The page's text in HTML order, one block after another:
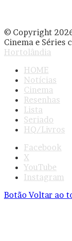
© Copyright
Cinema e Séries
Hortolândia
HOME
Notícias
Cinema
Resenhas
Lista
Seriado
HQ/Livros
Facebook
X
YouTube
Instagram
Botão Voltar ao